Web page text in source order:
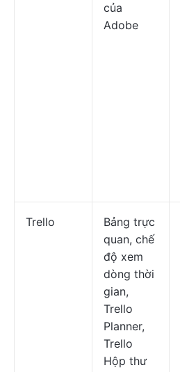
của
Adobe
Trello
Bảng trực
quan, chế
độ xem
dòng thời
gian,
Trello
Planner,
Trello
Hộp thư